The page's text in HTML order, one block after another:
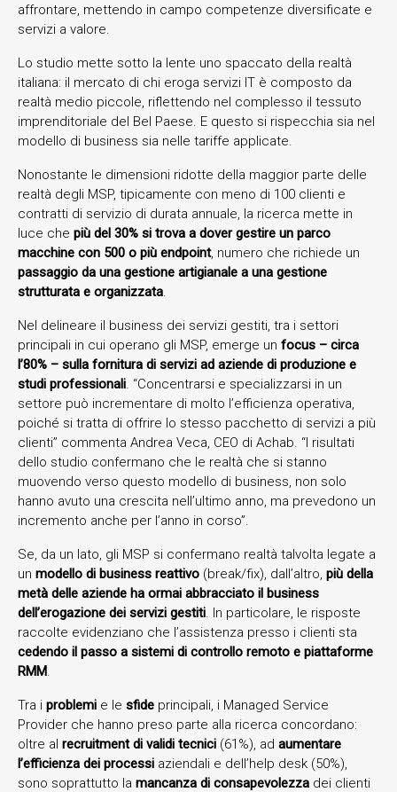
affrontare, mettendo in campo competenze diversificate e
servizi a valore.
Lo studio mette sotto la lente uno spaccato della realtà
italiana: il mercato di chi eroga servizi IT è composto da
realtà medio piccole, riflettendo nel complesso il tessuto
imprenditoriale del Bel Paese. E questo si rispecchia sia nel
modello di business sia nelle tariffe applicate.
Nonostante le dimensioni ridotte della maggior parte delle
realtà degli MSP, tipicamente con meno di 100 clienti e
contratti di servizio di durata annuale, la ricerca mette in
luce che più del 30% si trova a dover gestire un parco
macchine con 500 o più endpoint, numero che richiede un
passaggio da una gestione artigianale a una gestione
strutturata e organizzata.
Nel delineare il business dei servizi gestiti, tra i settori
principali in cui operano gli MSP, emerge un focus – circa
l’80% – sulla fornitura di servizi ad aziende di produzione e
studi professionali. “Concentrarsi e specializzarsi in un
settore può incrementare di molto l’efficienza operativa,
poiché si tratta di offrire lo stesso pacchetto di servizi a più
clienti” commenta Andrea Veca, CEO di Achab. “I risultati
dello studio confermano che le realtà che si stanno
muovendo verso questo modello di business, non solo
hanno avuto una crescita nell’ultimo anno, ma prevedono un
incremento anche per l’anno in corso”.
Se, da un lato, gli MSP si confermano realtà talvolta legate a
un modello di business reattivo (break/fix), dall’altro, più della
metà delle aziende ha ormai abbracciato il business
dell’erogazione dei servizi gestiti. In particolare, le risposte
raccolte evidenziano che l’assistenza presso i clienti sta
cedendo il passo a sistemi di controllo remoto e piattaforme
RMM.
Tra i problemi e le sfide principali, i Managed Service
Provider che hanno preso parte alla ricerca concordano:
oltre al recruitment di validi tecnici (61%), ad aumentare
l’efficienza dei processi aziendali e dell’help desk (50%),
sono soprattutto la mancanza di consapevolezza dei clienti